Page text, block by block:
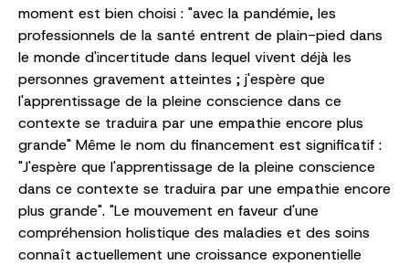
moment est bien choisi : "avec la pandémie, les
professionnels de la santé entrent de plain-pied dans
le monde d'incertitude dans lequel vivent déjà les
personnes gravement atteintes ; j'espère que
l'apprentissage de la pleine conscience dans ce
contexte se traduira par une empathie encore plus
grande" Même le nom du financement est significatif :
"J'espère que l'apprentissage de la pleine conscience
dans ce contexte se traduira par une empathie encore
plus grande". "Le mouvement en faveur d'une
compréhension holistique des maladies et des soins
connaît actuellement une croissance exponentielle